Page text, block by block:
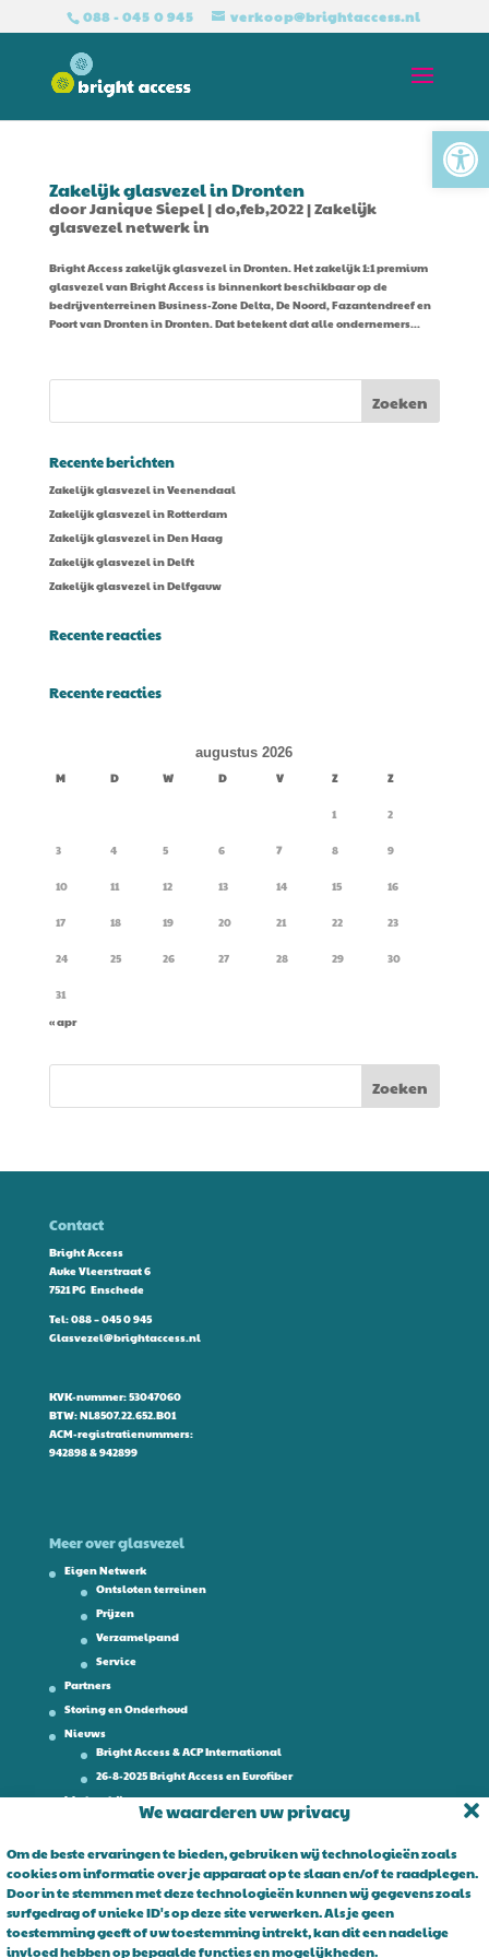
We waarderen uw privacy
Om de beste ervaringen te bieden, gebruiken wij technologieën zoals
cookies om informatie over je apparaat op te slaan en/of te raadplegen.
Door in te stemmen met deze technologieën kunnen wij gegevens zoals
surfgedrag of unieke ID's op deze site verwerken. Als je geen
toestemming geeft of uw toestemming intrekt, kan dit een nadelige
invloed hebben op bepaalde functies en mogelijkheden.
088 - 045 0 945 verkoop@brightaccess.nl
Zakelijk glasvezel in Dronten
doorJanique Siepel|do,feb,2022|Zakelijk
glasvezel netwerk in
Bright Access zakelijk glasvezel in Dronten. Het zakelijk 1:1 premium
glasvezel van Bright Access is binnenkort beschikbaar op de
bedrijventerreinen Business-Zone Delta, De Noord, Fazantendreef en
Poort van Dronten in Dronten. Dat betekent dat alle ondernemers...
Recente berichten
Zakelijk glasvezel in Veenendaal
Zakelijk glasvezel in Rotterdam
Zakelijk glasvezel in Den Haag
Zakelijk glasvezel in Delft
Zakelijk glasvezel in Delfgauw
Recente reacties
Recente reacties
augustus 2026
M D W D V Z Z
1 2
3 4 5 6 7 8 9
10 11 12 13 14 15 16
17 18 19 20 21 22 23
24 25 26 27 28 29 30
31
« apr
Contact
Bright Access
Auke Vleerstraat 6
7521 PG Enschede
Tel:088 – 045 0 945
Glasvezel@brightaccess.nl
KVK-nummer: 53047060
BTW: NL8507.22.652.B01
ACM-registratienummers:
942898 & 942899
Meer over glasvezel
Eigen Netwerk
Ontsloten terreinen
Prijzen
Verzamelpand
Service
Partners
Storing en Onderhoud
Nieuws
Bright Access & ACP International
26-8-2025 Bright Access en Eurofiber
Werken bij
Over Bright Access
Glasvezel voor ondernemers. Al 15 jaar is Bright Access dé glasvezel
leverancier voor ondernemend Nederland. Bright Access maakt